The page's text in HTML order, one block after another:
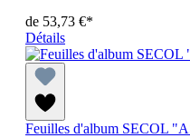
de 53,73 €*
Détails
Feuilles d'album SECOL